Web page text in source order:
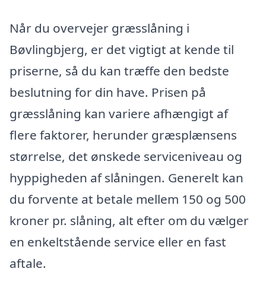
Når du overvejer græsslåning i
Bøvlingbjerg, er det vigtigt at kende til
priserne, så du kan træffe den bedste
beslutning for din have. Prisen på
græsslåning kan variere afhængigt af
flere faktorer, herunder græsplænsens
størrelse, det ønskede serviceniveau og
hyppigheden af slåningen. Generelt kan
du forvente at betale mellem 150 og 500
kroner pr. slåning, alt efter om du vælger
en enkeltstående service eller en fast
aftale.